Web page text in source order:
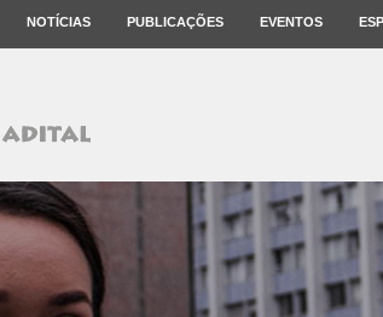
NOTÍCIAS PUBLICAÇÕES EVENTOS